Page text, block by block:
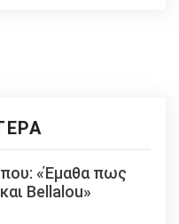
«Έμαθα πως
Bellalou»